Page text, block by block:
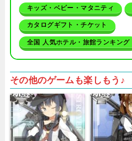
キッズ・ベビー・マタニティ
カタログギフト・チケット
全国 人気ホテル・旅館ランキング
その他のゲームも楽しもう♪